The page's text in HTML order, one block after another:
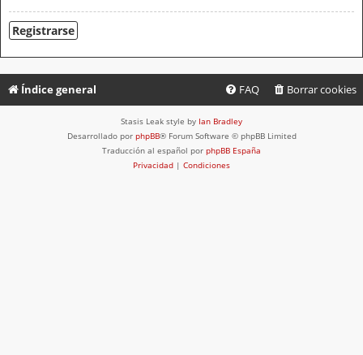
Registrarse
Índice general Borrar cookies
FAQ
Stasis Leak style by Ian Bradley
Desarrollado por phpBB® Forum Software © phpBB Limited
Traducción al español por phpBB España
Privacidad | Condiciones